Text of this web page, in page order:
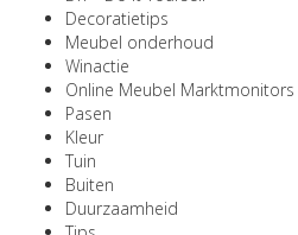
Decoratietips
Meubel onderhoud
Winactie
Online Meubel Marktmonitors
Pasen
Kleur
Tuin
Buiten
Duurzaamheid